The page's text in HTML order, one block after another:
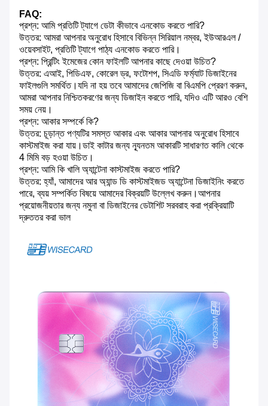
FAQ:
প্রশ্ন: আমি প্রতিটি ট্যাগে ডেটা কীভাবে এনকোড করতে পারি?
উত্তর: আমরা আপনার অনুরোধ হিসাবে বিভিন্ন সিরিয়াল নম্বর, ইউআরএল /
ওয়েবসাইট, প্রতিটি ট্যাগে পাঠ্য এনকোড করতে পারি।
প্রশ্ন: প্রিন্টিং ইমেজের কোন ফাইলটি আপনার কাছে দেওয়া উচিত?
উত্তর: এআই, পিডিএফ, কোরেল ড্র, ফটোশপ, সিএডি ফর্ম্যাট ডিজাইনের
ফাইলগুলি সমর্থিত।যদি না হয় তবে আমাদের জেপিজি বা বিএমপি প্রেরণ করুন,
আমরা আপনার নিশ্চিতকরণের জন্য ডিজাইন করতে পারি, যদিও এটি আরও বেশি
সময় নেয়।
প্রশ্ন: আকার সম্পর্কে কি?
উত্তর: চূড়ান্ত পণ্যটির সমস্ত আকার এবং আকার আপনার অনুরোধ হিসাবে
কাস্টমাইজ করা যায়।ডাই কাটার জন্য ন্যূনতম আকারটি সাধারণত কালি থেকে
4 মিমি বড় হওয়া উচিত।
প্রশ্ন: আমি কি খালি অ্যান্টেনা কাস্টমাইজ করতে পারি?
উত্তর: হ্যাঁ, আমাদের আর অ্যান্ড ডি কাস্টমাইজড অ্যান্টেনা ডিজাইনিং করতে
পারে, ব্যয় সম্পর্কিত বিষয়ে আমাদের বিক্রয়টি উল্লেখ করুন।আপনার
প্রয়োজনীয়তার জন্য নমুনা বা ডিজাইনের ডেটাশিট সরবরাহ করা প্রক্রিয়াটি
দ্রুততর করা ভাল